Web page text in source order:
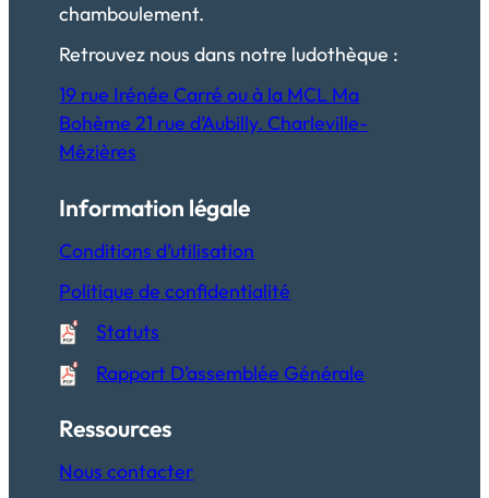
chamboulement.
Retrouvez nous dans notre ludothèque :
19 rue Irénée Carré ou à la MCL Ma
Bohème 21 rue d’Aubilly. Charleville-
Mézières
Information légale
Conditions d’utilisation
Politique de confidentialité
Statuts
Rapport D’assemblée Générale
Ressources
Nous contacter